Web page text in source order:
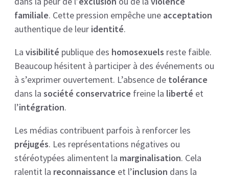
familiale. Cette pression empêche une acceptation
authentique de leur identité.
La visibilité publique des homosexuels reste faible.
Beaucoup hésitent à participer à des événements ou
à s’exprimer ouvertement. L’absence de tolérance
dans la société conservatrice freine la liberté et
l’intégration.
Les médias contribuent parfois à renforcer les
préjugés. Les représentations négatives ou
stéréotypées alimentent la marginalisation. Cela
ralentit la reconnaissance et l’inclusion dans la